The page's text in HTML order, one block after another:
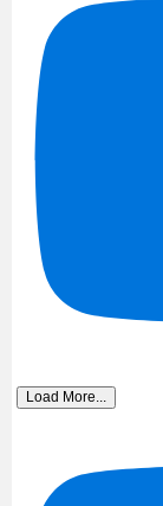
Load More...